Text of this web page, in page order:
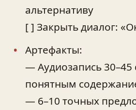
альтернативу
[ ] Закрыть диалог:
Артефакты:
— Аудиозапись 30–45
понятным
— 6–10 точных